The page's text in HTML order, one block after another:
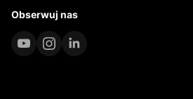
Obserwuj nas